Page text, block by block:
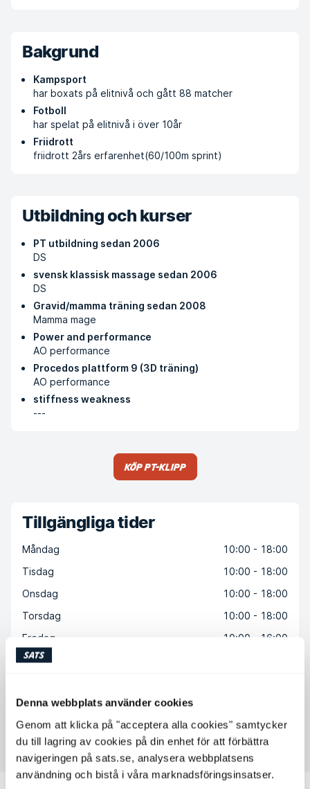
Denna webbplats använder cookies
Genom att klicka på "acceptera alla cookies" samtycker
du till lagring av cookies på din enhet för att förbättra
navigeringen på sats.se, analysera webbplatsens
användning och bistå i våra marknadsföringsinsatser.
Bakgrund
Kampsport
har boxats på elitnivå och gått 88 matcher
Fotboll
har spelat på elitnivå i över 10år
Friidrott
friidrott 2års erfarenhet(60/100m sprint)
Utbildning och kurser
PT utbildning sedan 2006
DS
svensk klassisk massage sedan 2006
DS
Gravid/mamma träning sedan 2008
Mamma mage
Power and performance
AO performance
Procedos plattform 9 (3D träning)
AO performance
stiffness weakness
---
Köp PT-klipp
Tillgängliga tider
Måndag
10:00 - 18:00
Tisdag
10:00 - 18:00
Onsdag
10:00 - 18:00
Torsdag
10:00 - 18:00
Fredag
10:00 - 16:00
Lördag
Kontakta Aslan Aslan